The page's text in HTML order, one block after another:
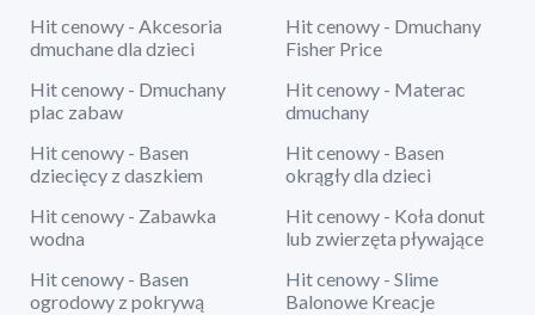
Hit cenowy - Akcesoria
dmuchane dla dzieci
Hit cenowy - Dmuchany
Fisher Price
Hit cenowy - Dmuchany
plac zabaw
Hit cenowy - Materac
dmuchany
Hit cenowy - Basen
dziecięcy z daszkiem
Hit cenowy - Basen
okrągły dla dzieci
Hit cenowy - Zabawka
wodna
Hit cenowy - Koła donut
lub zwierzęta pływające
Hit cenowy - Basen
ogrodowy z pokrywą
Hit cenowy - Slime
Balonowe Kreacje